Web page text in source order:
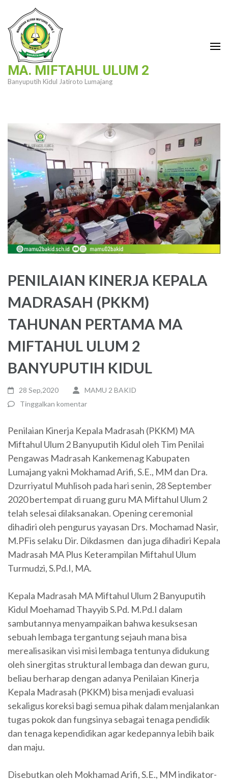
konten
(Tekan
Enter)
MA. MIFTAHUL ULUM 2
Banyuputih Kidul Jatiroto Lumajang
PENILAIAN KINERJA KEPALA
MADRASAH (PKKM)
TAHUNAN PERTAMA MA
MIFTAHUL ULUM 2
BANYUPUTIH KIDUL
28 Sep,2020
MAMU 2 BAKID
Tinggalkan komentar
Penilaian Kinerja Kepala Madrasah (PKKM) MA
Miftahul Ulum 2 Banyuputih Kidul oleh Tim Penilai
Pengawas Madrasah Kankemenag Kabupaten
Lumajang yakni Mokhamad Arifi, S.E., MM dan Dra.
Dzurriyatul Muhlisoh pada hari senin, 28 September
2020 bertempat di ruang guru MA Miftahul Ulum 2
telah selesai dilaksanakan. Opening ceremonial
dihadiri oleh pengurus yayasan Drs. Mochamad Nasir,
M.PFis selaku Dir. Dikdasmen dan juga dihadiri Kepala
Madrasah MA Plus Keterampilan Miftahul Ulum
Turmudzi, S.Pd.I, MA.
Kepala Madrasah MA Miftahul Ulum 2 Banyuputih
Kidul Moehamad Thayyib S.Pd. M.Pd.I dalam
sambutannya menyampaikan bahwa kesuksesan
sebuah lembaga tergantung sejauh mana bisa
merealisasikan visi misi lembaga tentunya didukung
oleh sinergitas struktural lembaga dan dewan guru,
beliau berharap dengan adanya Penilaian Kinerja
Kepala Madrasah (PKKM) bisa menjadi evaluasi
sekaligus koreksi bagi semua pihak dalam menjalankan
tugas pokok dan fungsinya sebagai tenaga pendidik
dan tenaga kependidikan agar kedepannya lebih baik
dan maju.
Disebutkan oleh Mokhamad Arifi, S.E., MM indikator-